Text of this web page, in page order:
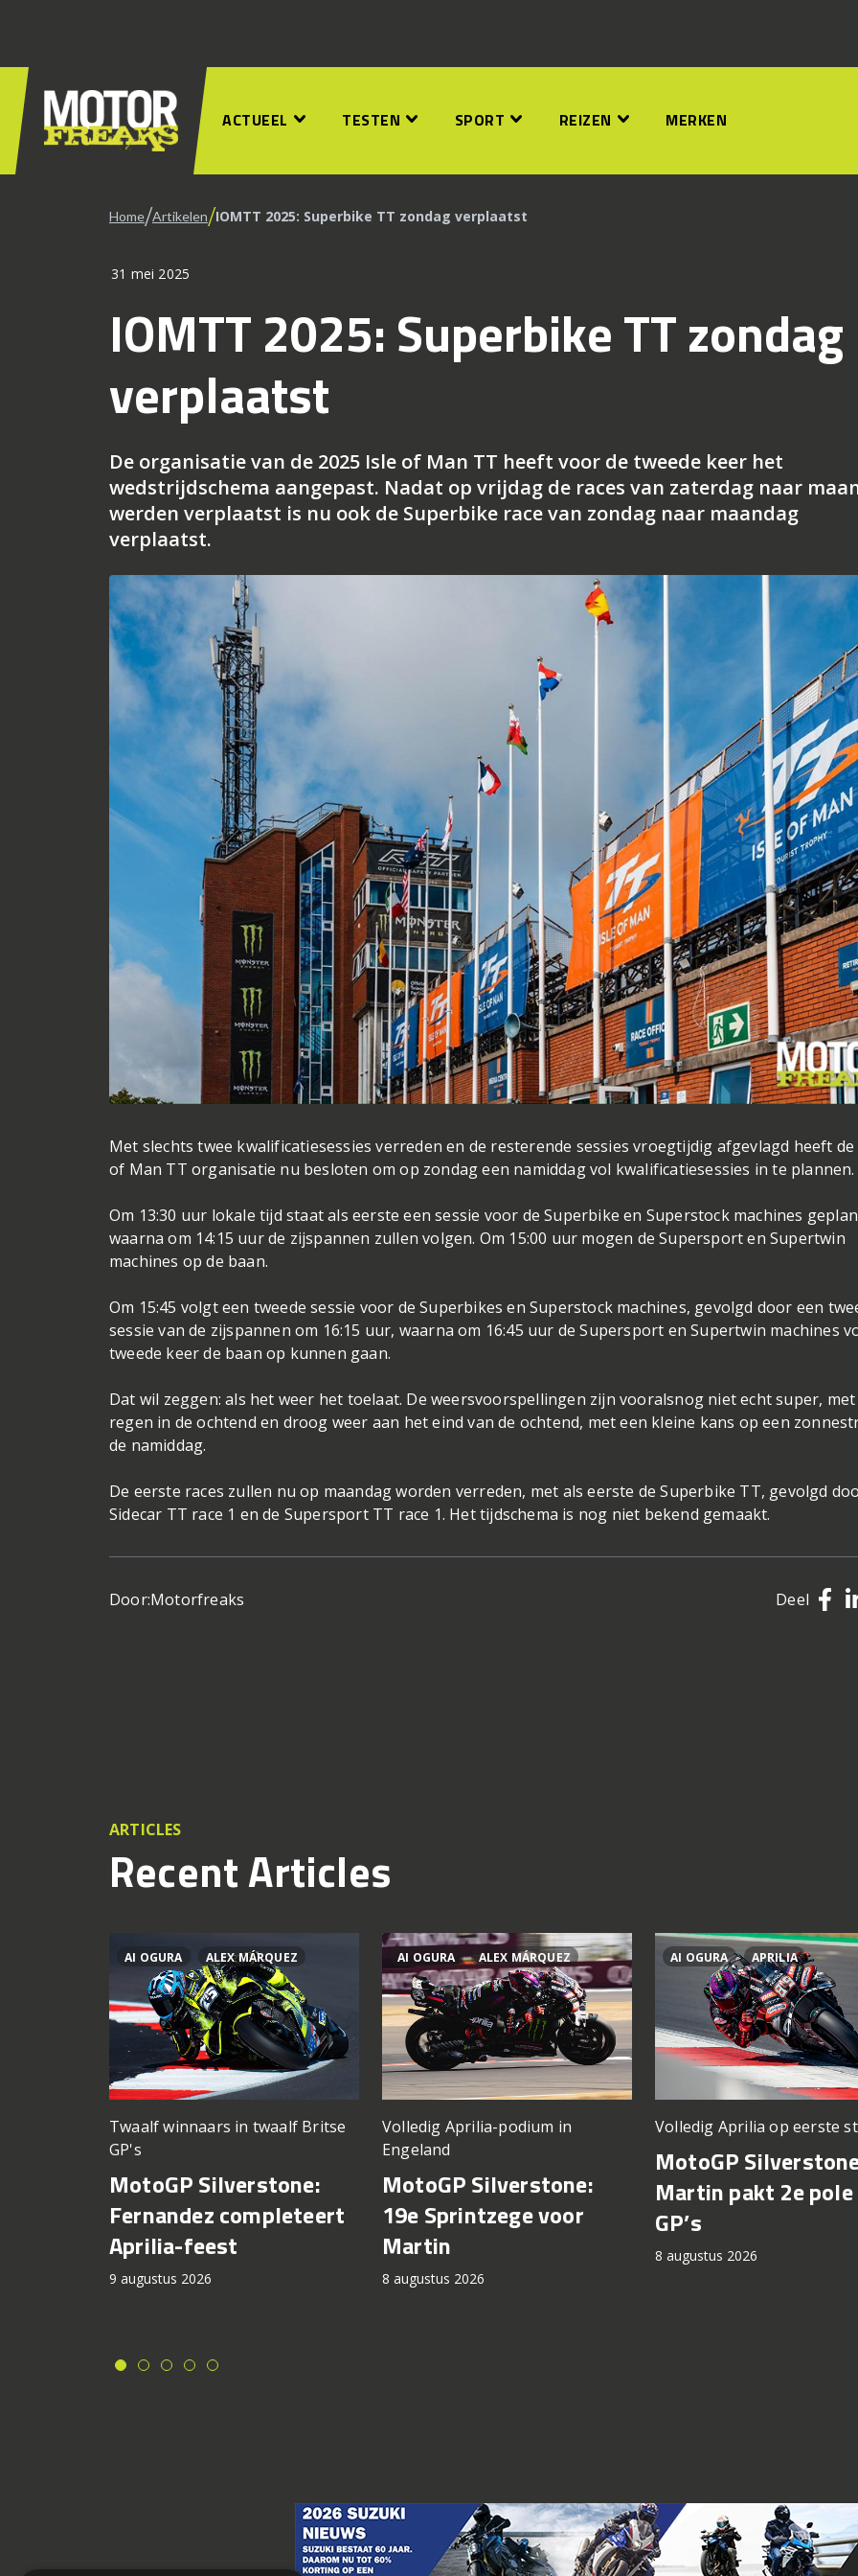
ACTUEEL TESTEN SPORT REIZEN MERKEN
Home/Artikelen/IOMTT 2025: Superbike TT zondag verplaatst
31 mei 2025
IOMTT 2025: Superbike TT zondag
verplaatst
De organisatie van de 2025 Isle of Man TT heeft voor de tweede keer het
wedstrijdschema aangepast. Nadat op vrijdag de races van zaterdag naar
werden verplaatst is nu ook de Superbike race van zondag naar maandag
verplaatst.
Met slechts twee kwalificatiesessies verreden en de resterende sessies vroegtijdig afgevlagd heeft de
of Man TT organisatie nu besloten om op zondag een namiddag vol kwalificatiesessies in te plannen.
Om 13:30 uur lokale tijd staat als eerste een sessie voor de Superbike en Superstock machines
waarna om 14:15 uur de zijspannen zullen volgen. Om 15:00 uur mogen de Supersport en Supertwin
machines op de baan.
Om 15:45 volgt een tweede sessie voor de Superbikes en Superstock machines, gevolgd door een
sessie van de zijspannen om 16:15 uur, waarna om 16:45 uur de Supersport en Supertwin machines
tweede keer de baan op kunnen gaan.
Dat wil zeggen: als het weer het toelaat. De weersvoorspellingen zijn vooralsnog niet echt super, met
regen in de ochtend en droog weer aan het eind van de ochtend, met een kleine kans op een
de namiddag.
De eerste races zullen nu op maandag worden verreden, met als eerste de Superbike TT, gevolgd
Sidecar TT race 1 en de Supersport TT race 1. Het tijdschema is nog niet bekend gemaakt.
Door:Motorfreaks Deel
ARTICLES
Recent Articles
AI OGURA ALEX MÁRQUEZ
Twaalf winnaars in twaalf Britse
GP's
MotoGP Silverstone:
Fernandez completeert
Aprilia-feest
9 augustus 2026
AI OGURA ALEX MÁRQUEZ
Volledig Aprilia-podium in
Engeland
MotoGP Silverstone:
19e Sprintzege voor
Martin
8 augustus 2026
AI OGURA APRILIA
Volledig Aprilia op eerste
MotoGP
Martin pakt 2e pole
GP’s
8 augustus 2026